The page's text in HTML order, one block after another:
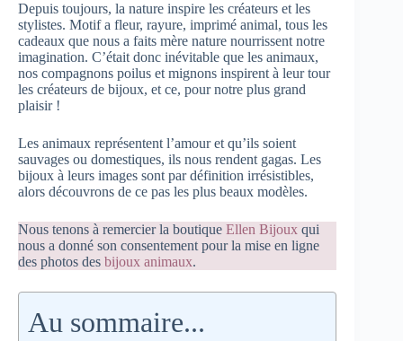
Depuis toujours, la nature inspire les créateurs et les
stylistes. Motif a fleur, rayure, imprimé animal, tous les
cadeaux que nous a faits mère nature nourrissent notre
imagination. C’était donc inévitable que les animaux,
nos compagnons poilus et mignons inspirent à leur tour
les créateurs de bijoux, et ce, pour notre plus grand
plaisir !
Les animaux représentent l’amour et qu’ils soient
sauvages ou domestiques, ils nous rendent gagas. Les
bijoux à leurs images sont par définition irrésistibles,
alors découvrons de ce pas les plus beaux modèles.
Nous tenons à remercier la boutique Ellen Bijoux qui
nous a donné son consentement pour la mise en ligne
des photos des bijoux animaux.
Au sommaire...